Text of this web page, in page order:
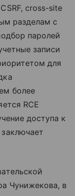
cross-site
разделам с
паролей
записи
для
более
RCE
доступа к
Чунижекова, в